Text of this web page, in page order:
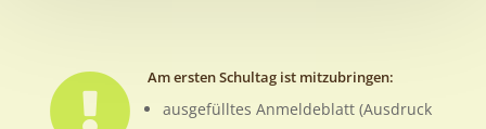
 Am ersten Schultag ist mitzubringen:
ausgefülltes Anmeldeblatt (Ausdruck